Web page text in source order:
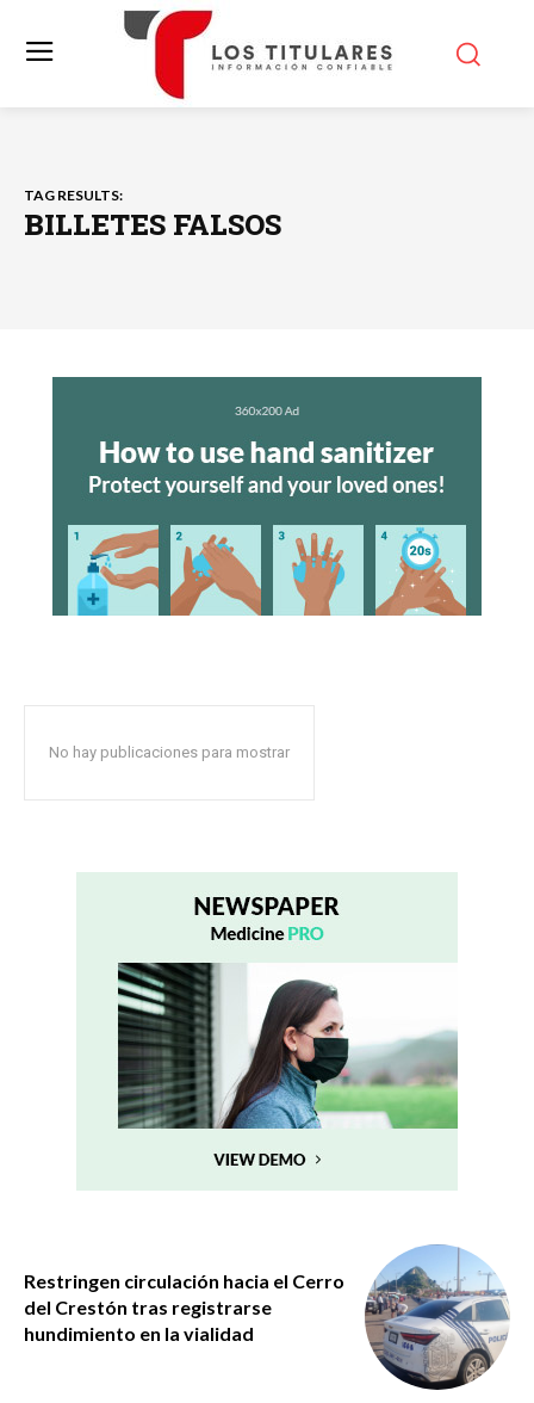
TAG RESULTS:
BILLETES FALSOS
No hay publicaciones para mostrar
Restringen circulación hacia el Cerro
del Crestón tras registrarse
hundimiento en la vialidad